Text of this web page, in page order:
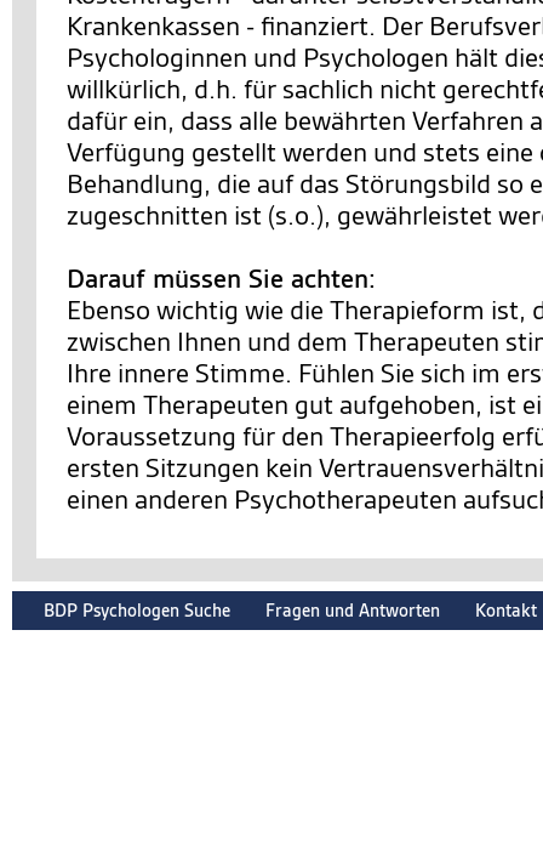
Krankenkassen - finanziert. Der
Psychologinnen und Psychologen hält
willkürlich, d.h. für sachlich nicht
dafür ein, dass alle bewährten Verfahren
Verfügung gestellt werden und stets eine
Behandlung, die auf das Störungsbild so
zugeschnitten ist (s.o.), gewährleistet
Darauf müssen Sie achten:
Ebenso wichtig wie die Therapieform ist,
zwischen Ihnen und dem Therapeuten
Ihre innere Stimme. Fühlen Sie sich im
einem Therapeuten gut aufgehoben, ist
Voraussetzung für den Therapieerfolg
ersten Sitzungen kein
einen anderen Psychotherapeuten
BDP Psychologen Suche Fragen und Antworten Kontakt